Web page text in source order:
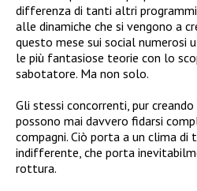
differenza di tanti altri
alle dinamiche che si vengono a
questo mese sui social numerosi
le più fantasiose teorie con lo
sabotatore. Ma non solo.
Gli stessi concorrenti, pur creando
possono mai davvero fidarsi
compagni. Ciò porta a un clima di
indifferente, che porta
rottura.